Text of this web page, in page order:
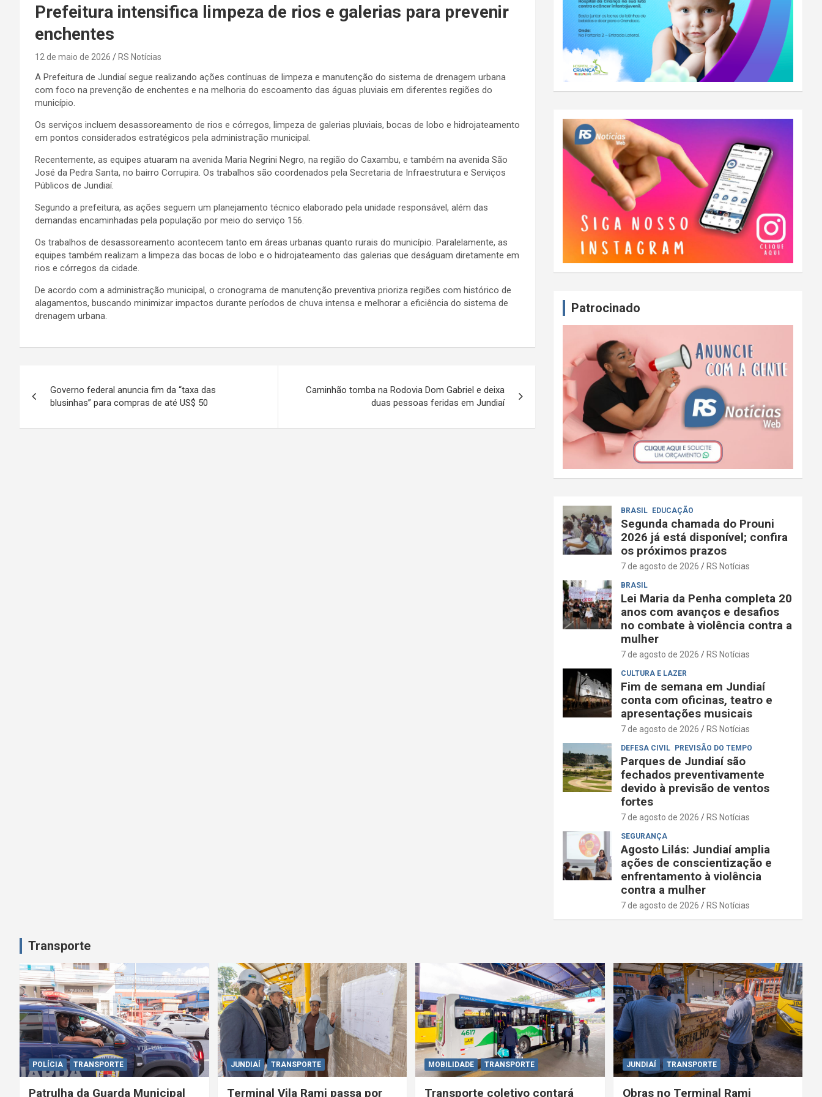
Prefeitura intensifica limpeza de rios e galerias para prevenir
enchentes
12 de maio de 2026 RS Notícias
A Prefeitura de Jundiaí segue realizando ações contínuas de limpeza e manutenção do sistema de drenagem urbana
com foco na prevenção de enchentes e na melhoria do escoamento das águas pluviais em diferentes regiões do
município.
Os serviços incluem desassoreamento de rios e córregos, limpeza de galerias pluviais, bocas de lobo e hidrojateamento
em pontos considerados estratégicos pela administração municipal.
Recentemente, as equipes atuaram na avenida Maria Negrini Negro, na região do Caxambu, e também na avenida São
José da Pedra Santa, no bairro Corrupira. Os trabalhos são coordenados pela Secretaria de Infraestrutura e Serviços
Públicos de Jundiaí.
Segundo a prefeitura, as ações seguem um planejamento técnico elaborado pela unidade responsável, além das
demandas encaminhadas pela população por meio do serviço 156.
Os trabalhos de desassoreamento acontecem tanto em áreas urbanas quanto rurais do município. Paralelamente, as
equipes também realizam a limpeza das bocas de lobo e o hidrojateamento das galerias que deságuam diretamente em
rios e córregos da cidade.
De acordo com a administração municipal, o cronograma de manutenção preventiva prioriza regiões com histórico de
alagamentos, buscando minimizar impactos durante períodos de chuva intensa e melhorar a eficiência do sistema de
drenagem urbana.
v
Governo federal anuncia fim da “taxa das
blusinhas” para compras de até US$ 50
Caminhão tomba na Rodovia Dom Gabriel e deixa
duas pessoas feridas em Jundiaí
Patrocinado
BRASIL EDUCAÇÃO
Segunda chamada do Prouni
2026 já está disponível; confira
os próximos prazos
7 de agosto de 2026 RS Notícias
BRASIL
Lei Maria da Penha completa 20
anos com avanços e desafios
no combate à violência contra a
mulher
7 de agosto de 2026 RS Notícias
CULTURA E LAZER
Fim de semana em Jundiaí
conta com oficinas, teatro e
apresentações musicais
7 de agosto de 2026 RS Notícias
DEFESA CIVIL PREVISÃO DO TEMPO
Parques de Jundiaí são
fechados preventivamente
devido à previsão de ventos
fortes
7 de agosto de 2026 RS Notícias
SEGURANÇA
Agosto Lilás: Jundiaí amplia
ações de conscientização e
enfrentamento à violência
contra a mulher
7 de agosto de 2026 RS Notícias
Transporte
POLÍCIA TRANSPORTE
Patrulha da Guarda Municipal
JUNDIAÍ TRANSPORTE
Terminal Vila Rami passa por
MOBILIDADE TRANSPORTE
Transporte coletivo contará
JUNDIAÍ TRANSPORTE
Obras no Terminal Rami